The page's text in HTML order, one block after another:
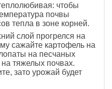
чтобы
почвы
тепла в зоне корней.
слой прогрелся на
сажайте картофель на
на песчаных
тяжелых почвах.
зато урожай будет